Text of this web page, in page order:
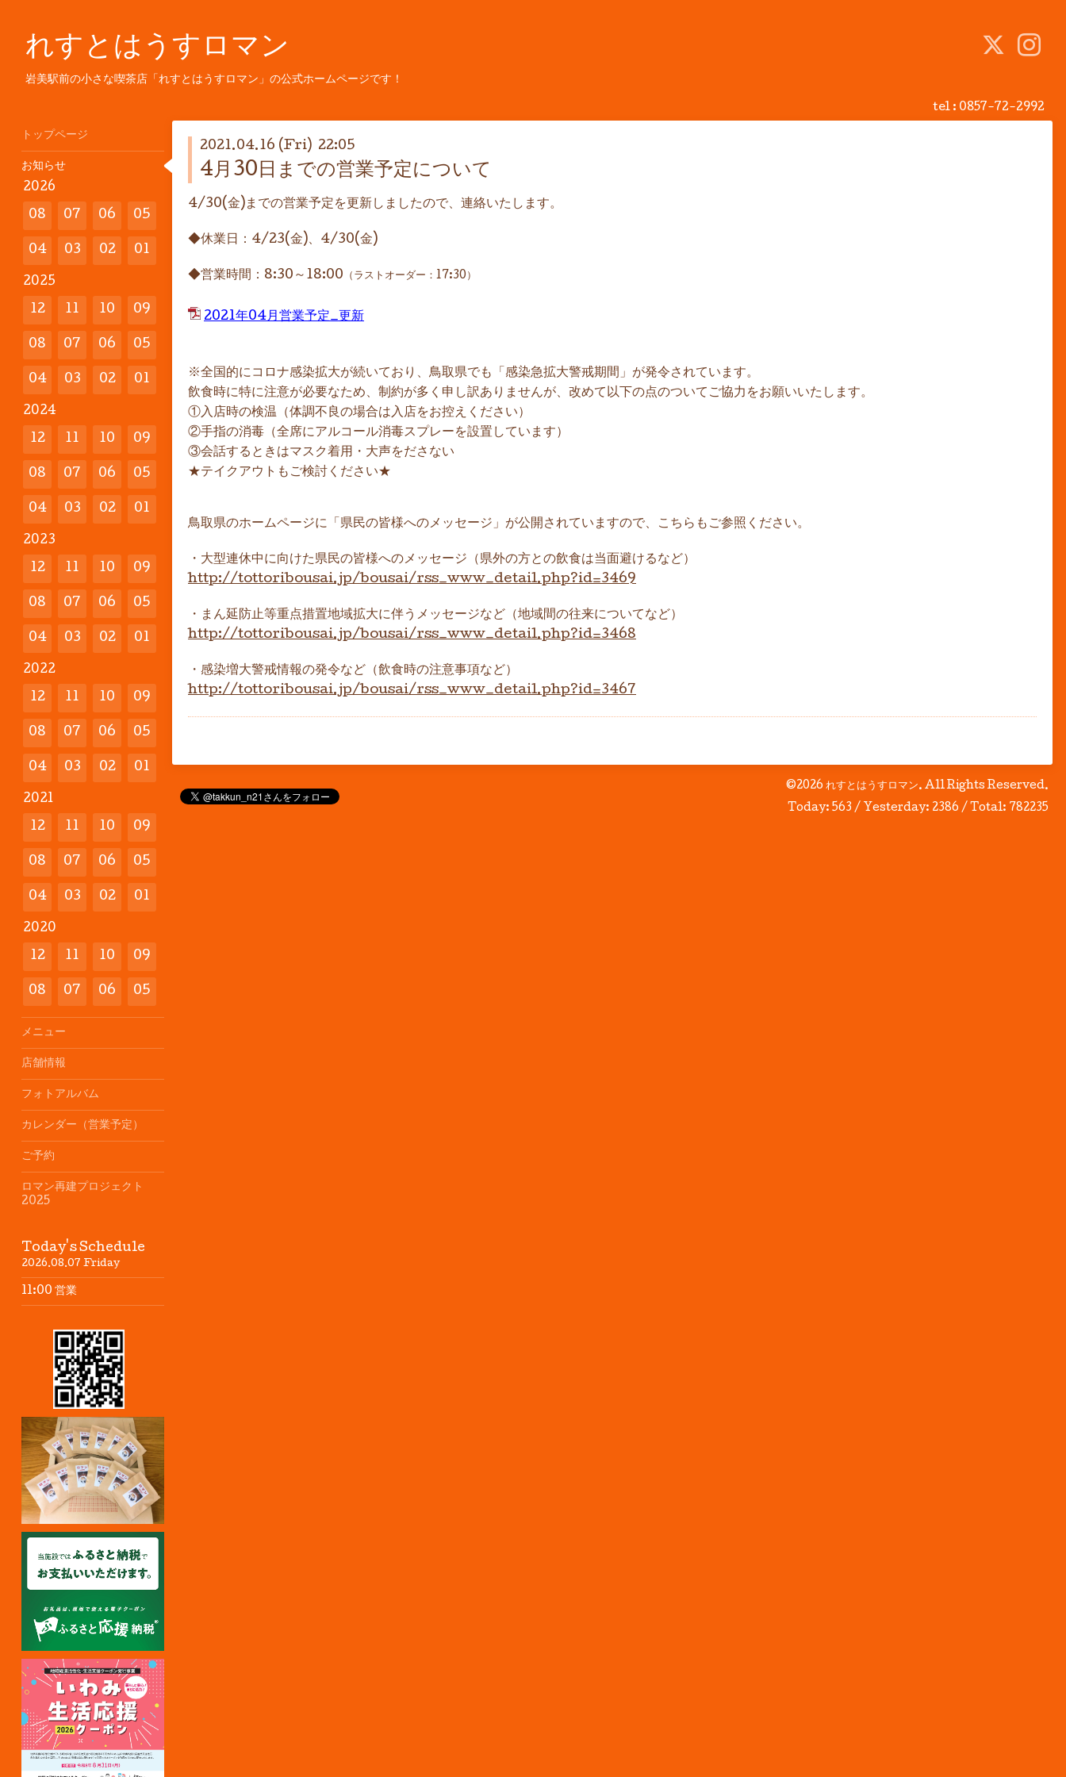
れすとはうすロマン
岩美駅前の小さな喫茶店「れすとはうすロマン」の公式ホームページです！
tel : 0857-72-2992
2021.04.16 (Fri) 22:05
4月30日までの営業予定について
4/30(金)までの営業予定を更新しましたので、連絡いたします。
◆休業日：4/23(金)、4/30(金)
◆営業時間：8:30～18:00 （ラストオーダー：17:30）
2021年04月営業予定_更新
※全国的にコロナ感染拡大が続いており、鳥取県でも「感染急拡大警戒期間」が発令されています。
飲食時に特に注意が必要なため、制約が多く申し訳ありませんが、改めて以下の点のついてご協力をお願いいたします。
①入店時の検温（体調不良の場合は入店をお控えください）
②手指の消毒（全席にアルコール消毒スプレーを設置しています）
③会話するときはマスク着用・大声をださない
★テイクアウトもご検討ください★
鳥取県のホームページに「県民の皆様へのメッセージ」が公開されていますので、こちらもご参照ください。
・大型連休中に向けた県民の皆様へのメッセージ（県外の方との飲食は当面避けるなど）
http://tottoribousai.jp/bousai/rss_www_detail.php?id=3469
・まん延防止等重点措置地域拡大に伴うメッセージなど（地域間の往来についてなど）
http://tottoribousai.jp/bousai/rss_www_detail.php?id=3468
・感染増大警戒情報の発令など（飲食時の注意事項など）
http://tottoribousai.jp/bousai/rss_www_detail.php?id=3467
©2026 れすとはうすロマン. All Rights Reserved.
Today: 563 / Yesterday: 2386 / Total: 782235
トップページ
お知らせ
2026
08 07 06 05
04 03 02 01
2025
12 11 10 09
08 07 06 05
04 03 02 01
2024
12 11 10 09
08 07 06 05
04 03 02 01
2023
12 11 10 09
08 07 06 05
04 03 02 01
2022
12 11 10 09
08 07 06 05
04 03 02 01
2021
12 11 10 09
08 07 06 05
04 03 02 01
2020
12 11 10 09
08 07 06 05
メニュー
店舗情報
フォトアルバム
カレンダー（営業予定）
ご予約
ロマン再建プロジェクト
2025
Today's Schedule
2026.08.07 Friday
11:00 営業